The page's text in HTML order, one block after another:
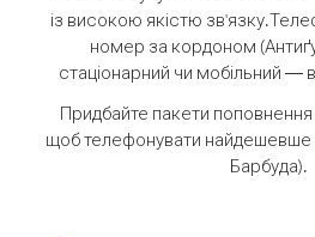
із високою якістю зв'язку.
номер за кордоном
стаціонарний чи мобільний —
Придбайте пакети
щоб телефонувати найдешевше
Барбуда).